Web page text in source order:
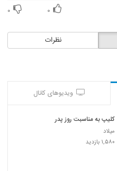
۰ ۰
نظرات
ویدیوهای کانال
کلیپ به مناسبت روز پدر
میلاد
۱,۵۸۰ بازدید